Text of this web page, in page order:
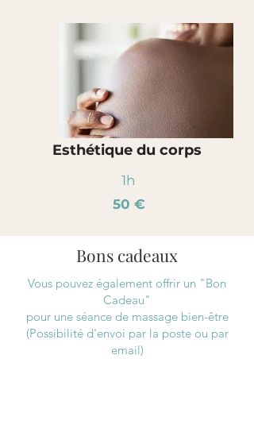
Esthétique du corps
1h
50 €
Bons cadeaux
Vous pouvez également offrir un "Bon
Cadeau"
pour une séance de massage bien-être
(Possibilité d'envoi par la poste ou par
email)